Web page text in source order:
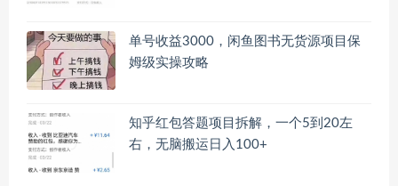
单号收益3000，闲鱼图书无货源项目保
姆级实操攻略
知乎红包答题项目拆解，一个5到20左
右，无脑搬运日入100+